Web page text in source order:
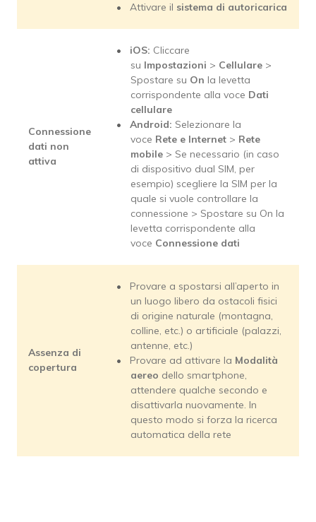
Attivare il sistema di autoricarica
Connessione
dati non
attiva
iOS: Cliccare
su Impostazioni > Cellulare >
Spostare su On la levetta
corrispondente alla voce Dati
cellulare
Android: Selezionare la
voce Rete e Internet > Rete
mobile > Se necessario (in caso
di dispositivo dual SIM, per
esempio) scegliere la SIM per la
quale si vuole controllare la
connessione > Spostare su On la
levetta corrispondente alla
voce Connessione dati
Assenza di
copertura
Provare a spostarsi all’aperto in
un luogo libero da ostacoli fisici
di origine naturale (montagna,
colline, etc.) o artificiale (palazzi,
antenne, etc.)
Provare ad attivare la Modalità
aereo dello smartphone,
attendere qualche secondo e
disattivarla nuovamente. In
questo modo si forza la ricerca
automatica della rete